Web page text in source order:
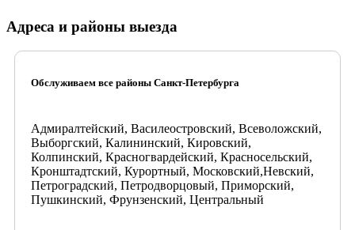
Адреса и районы выезда
Обслуживаем все районы Санкт-Петербурга
Адмиралтейский, Василеостровский, Всеволожский,
Выборгский, Калининский, Кировский,
Колпинский, Красногвардейский, Красносельский,
Кронштадтский, Курортный, Московский,Невский,
Петроградский, Петродворцовый, Приморский,
Пушкинский, Фрунзенский, Центральный